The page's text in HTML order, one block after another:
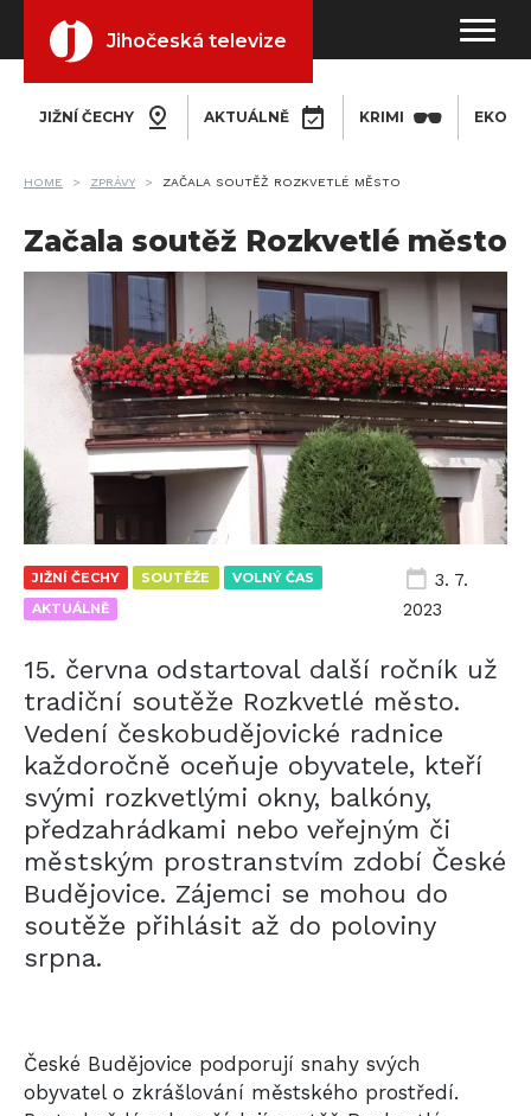
Jihočeská televize
JIŽNÍ ČECHY AKTUÁLNĚ KRIMI
HOME ZPRÁVY ZAČALA SOUTĚŽ ROZKVETLÉ MĚSTO
Začala soutěž Rozkvetlé město
JIŽNÍ ČECHY SOUTĚŽE
VOLNÝ ČAS
AKTUÁLNĚ
3. 7.
2023
15. června odstartoval další ročník už
tradiční soutěže Rozkvetlé město.
Vedení českobudějovické radnice
každoročně oceňuje obyvatele, kteří
svými rozkvetlými okny, balkóny,
předzahrádkami nebo veřejným či
městským prostranstvím zdobí České
Budějovice. Zájemci se mohou do
soutěže přihlásit až do poloviny
srpna.
České Budějovice podporují snahy svých
obyvatel o zkrášlování městského prostředí.